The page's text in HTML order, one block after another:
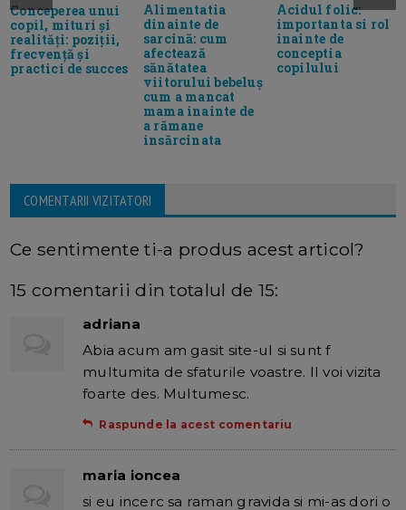
Conceperea unui
copil, mituri și
realități: poziții,
frecvență și
practici de succes
Alimentatia
dinainte de
sarcină: cum
afectează
sănătatea
viitorului bebeluș
cum a mancat
mama inainte de
a rămane
insărcinata
Acidul folic:
importanta si rol
inainte de
conceptia
copilului
COMENTARII VIZITATORI
Ce sentimente ti-a produs acest articol?
15 comentarii din totalul de 15:
adriana
Abia acum am gasit site-ul si sunt f
multumita de sfaturile voastre. Il voi vizita
foarte des. Multumesc.
Raspunde la acest comentariu
maria ioncea
si eu incerc sa raman gravida si mi-as dori o